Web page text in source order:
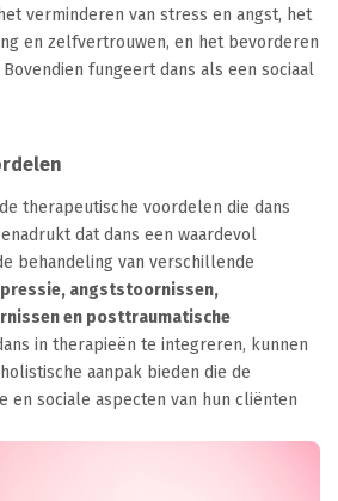
verminderen van stress en angst, het
en zelfvertrouwen, en het bevorderen
fungeert dans als een sociaal
therapeutische voordelen die dans
dat dans een waardevol
behandeling van verschillende
angststoornissen,
en posttraumatische
in therapieën te integreren, kunnen
aanpak bieden die de
en sociale aspecten van hun cliënten